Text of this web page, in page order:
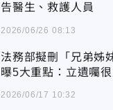
告醫生、救護人員
2026/06/26 08:13
法務部擬刪「兄弟
曝5大重點：立遺囑
2026/06/17 10:32